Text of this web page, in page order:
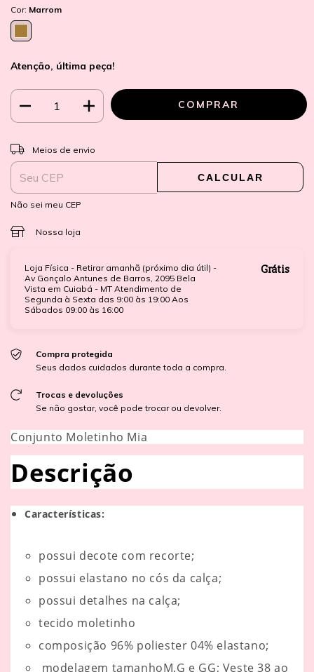
Cor: Marrom
Atenção, última peça!
Entregas para o CEP:
Meios de envio
CALCULAR
Não sei meu CEP
Nossa loja
Loja Física - Retirar amanhã (próximo dia útil) -
Av Gonçalo Antunes de Barros, 2095 Bela
Vista em Cuiabá - MT Atendimento de
Segunda à Sexta das 9:00 às 19:00 Aos
Sábados 09:00 às 16:00
Grátis
Compra protegida
Seus dados cuidados durante toda a compra.
Trocas e devoluções
Se não gostar, você pode trocar ou devolver.
Conjunto Moletinho Mia
Descrição
Características:
possui decote com recorte;
possui elastano no cós da calça;
possui detalhes na calça;
tecido moletinho
composição 96% poliester 04% elastano;
modelagem tamanhoM,G e GG; Veste 38 ao